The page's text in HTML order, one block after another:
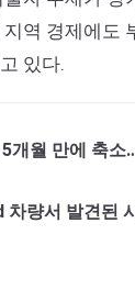
역 경제에도
있다.
5개월 만에 축
차량서 발견된